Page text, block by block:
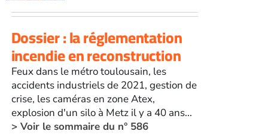
Dossier : la réglementation
incendie en reconstruction
Feux dans le métro toulousain, les
accidents industriels de 2021, gestion de
crise, les caméras en zone Atex,
explosion d'un silo à Metz il y a 40 ans...
> Voir le sommaire du n° 586